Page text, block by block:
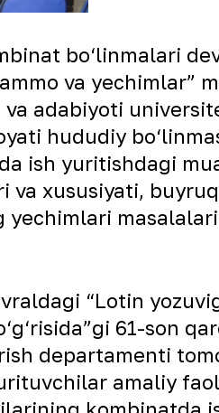
bo‘linmalari
va yechimlar”
va adabiyoti
hududiy
ish yuritishdagi
va xususiyati,
“Lotin
61-son
departamenti
amaliy